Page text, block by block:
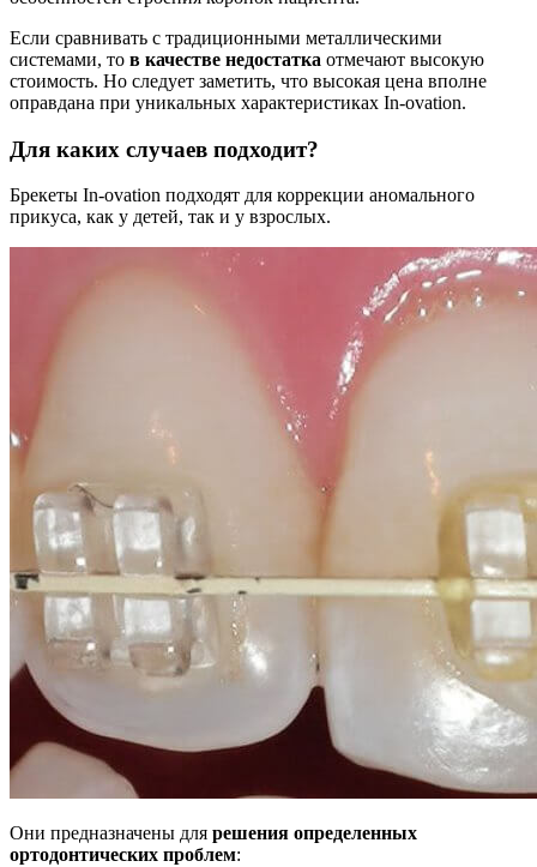
Если сравнивать с традиционными металлическими
системами, то в качестве недостатка отмечают высокую
стоимость. Но следует заметить, что высокая цена вполне
оправдана при уникальных характеристиках In-ovation.
Для каких случаев подходит?
Брекеты In-ovation подходят для коррекции аномального
прикуса, как у детей, так и у взрослых.
Они предназначены для решения определенных
ортодонтических проблем: